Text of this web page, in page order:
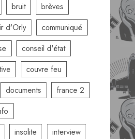
bruit
brèves
d'Orly
communiqué
conseil d'état
couvre feu
documents
france 2
insolite
interview